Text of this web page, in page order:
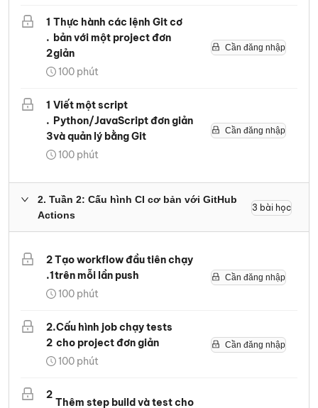
1
.
2
Thực hành các lệnh Git cơ
bản với một project đơn
giản
100 phút
Cần đăng nhập
1
.
3
Viết một script
Python/JavaScript đơn giản
và quản lý bằng Git
100 phút
Cần đăng nhập
2. Tuần 2: Cấu hình CI cơ bản với GitHub
Actions
3 bài học
2
.1
Tạo workflow đầu tiên chạy
trên mỗi lần push
100 phút
Cần đăng nhập
2.
2
Cấu hình job chạy tests
cho project đơn giản
100 phút
Cần đăng nhập
2
Thêm step build và test cho